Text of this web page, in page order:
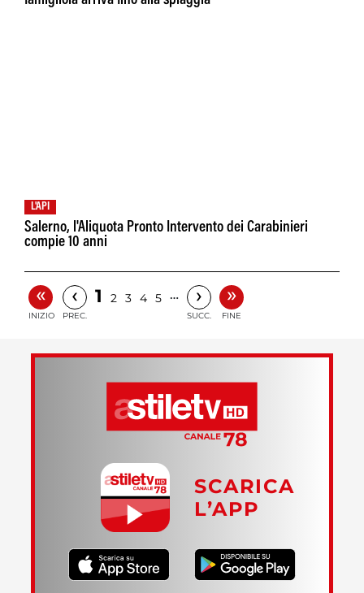
L'API
Salerno, l'Aliquota Pronto Intervento dei Carabinieri
compie 10 anni
«
INIZIO
‹
PREC.
1 2 3 4 5 … ›
SUCC.
»
FINE
SCARICA
L’APP